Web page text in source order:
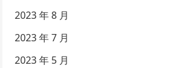
2023 年 8 月
2023 年 7 月
2023 年 5 月